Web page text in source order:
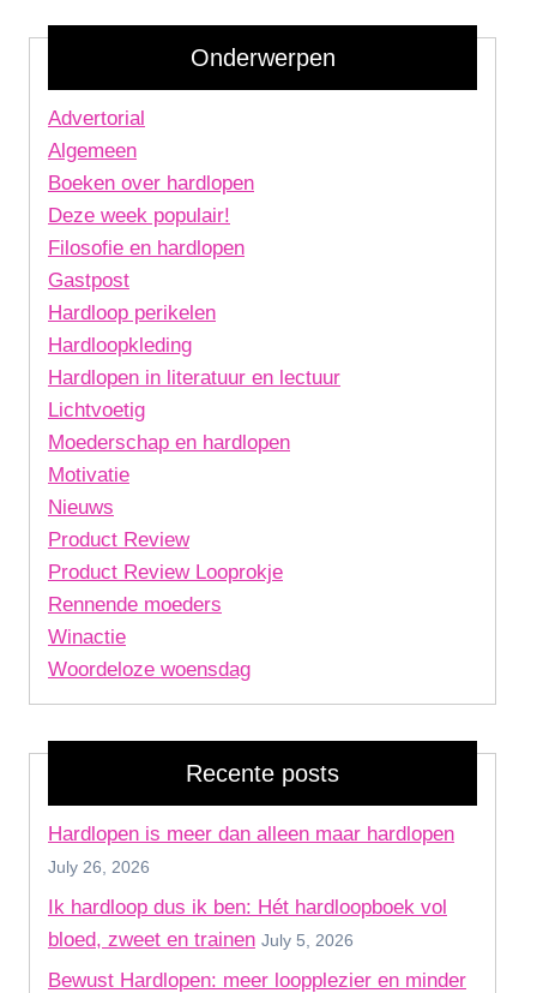
Onderwerpen
Advertorial
Algemeen
Boeken over hardlopen
Deze week populair!
Filosofie en hardlopen
Gastpost
Hardloop perikelen
Hardloopkleding
Hardlopen in literatuur en lectuur
Lichtvoetig
Moederschap en hardlopen
Motivatie
Nieuws
Product Review
Product Review Looprokje
Rennende moeders
Winactie
Woordeloze woensdag
Recente posts
Hardlopen is meer dan alleen maar hardlopen
July 26, 2026
Ik hardloop dus ik ben: Hét hardloopboek vol
bloed, zweet en trainen July 5, 2026
Bewust Hardlopen: meer loopplezier en minder